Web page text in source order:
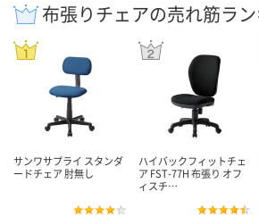
布張りチェアの売れ筋ラ
サンワサプライ スタンダ
ードチェア 肘無し
ハイバックフィットチェ
ア FST-77H 布張り オフ
ィスチ…